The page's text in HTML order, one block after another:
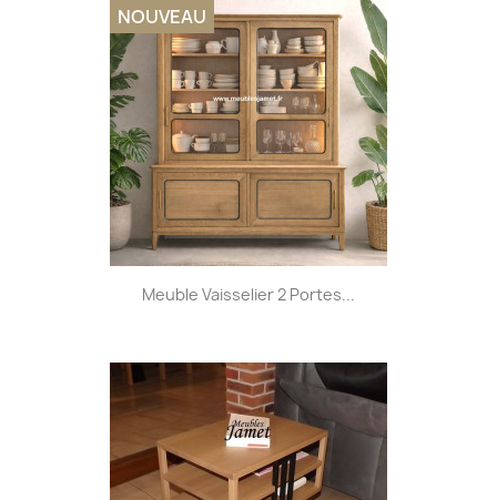
Meuble Vaisselier 2 Portes...
NOUVEAU